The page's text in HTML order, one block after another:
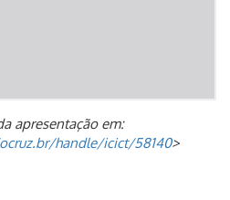
apresentação em:
handle/icict/58140>